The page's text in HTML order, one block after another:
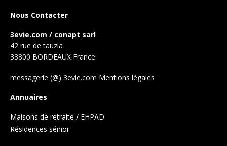
Nous Contacter
3evie.com / conapt sarl
42 rue de tauzia
33800 BORDEAUX France.
messagerie (@) 3evie.com Mentions légales
Annuaires
Maisons de retraite / EHPAD
Résidences sénior